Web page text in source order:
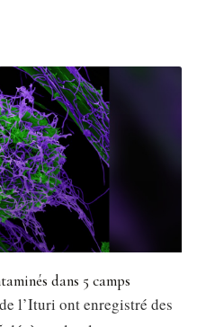
dans 5 camps
l’Ituri ont enregistré des